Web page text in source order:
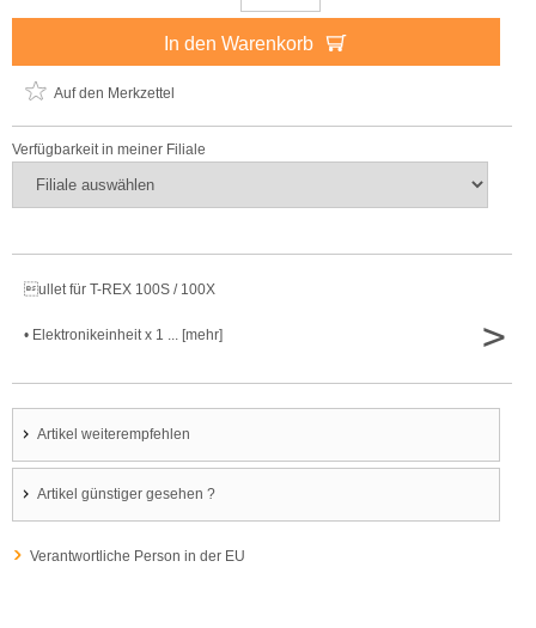
In den Warenkorb
Auf den Merkzettel
Verfügbarkeit in meiner Filiale
ullet für T-REX 100S / 100X
• Elektronikeinheit x 1 ... [mehr] >
Artikel weiterempfehlen
Artikel günstiger gesehen ?
Verantwortliche Person in der EU